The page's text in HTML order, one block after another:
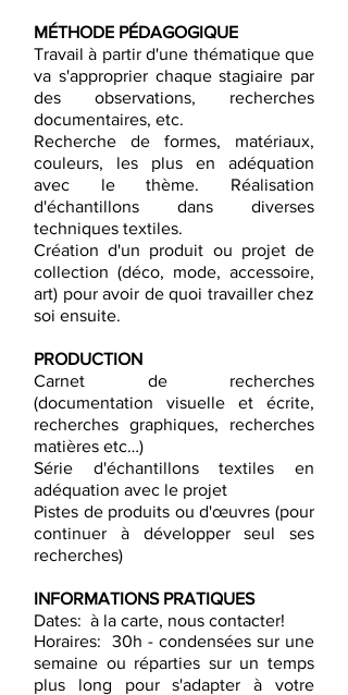
MÉTHODE PÉDAGOGIQUE
Travail à partir d'une thématique que
va s'approprier chaque stagiaire par
des observations, recherches
documentaires, etc.
Recherche de formes, matériaux,
couleurs, les plus en adéquation
avec le thème. Réalisation
d'échantillons dans diverses
techniques textiles.
Création d'un produit ou projet de
collection (déco, mode, accessoire,
art) pour avoir de quoi travailler chez
soi ensuite.
PRODUCTION
Carnet de recherches
(documentation visuelle et écrite,
recherches graphiques, recherches
matières etc…)
Série d'échantillons textiles en
adéquation avec le projet
Pistes de produits ou d'œuvres (pour
continuer à développer seul ses
recherches)
INFORMATIONS PRATIQUES
Dates: à la carte, nous contacter!
Horaires: 30h - condensées sur une
semaine ou réparties sur un temps
plus long pour s'adapter à votre